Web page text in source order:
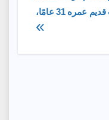
عمره 31 عامًا،